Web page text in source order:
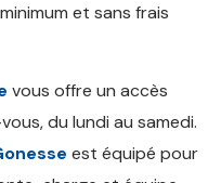
et sans frais
vous offre un accès
du lundi au samedi.
est équipé pour